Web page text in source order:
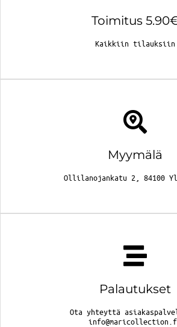
Toimitus
Kaikkiin tilauksiin
Myymälä
Ollilanojankatu 2, 84100
Palautukset
Ota yhteyttä